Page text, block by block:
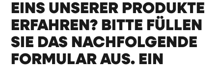
EINS UNSERER PRODUKTE
ERFAHREN? BITTE FÜLLEN
SIE DAS NACHFOLGENDE
FORMULAR AUS. EIN